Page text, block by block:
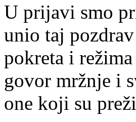
U prijavi smo
unio taj
pokreta i
govor mržnje i
one koji su